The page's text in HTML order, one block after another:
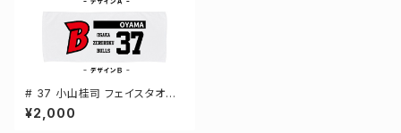
# 37 小山桂司 フェイスタオル
選手還元 2デザイン FT0144
¥2,000